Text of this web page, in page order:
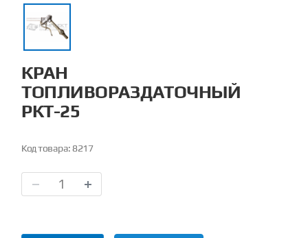
КРАН
ТОПЛИВОРАЗДАТОЧНЫЙ
РКТ-25
Код товара:8217